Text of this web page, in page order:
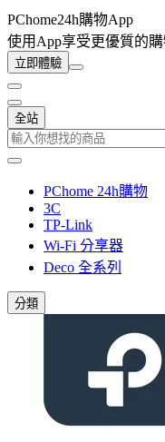
PChome24h購物App
使用App享受更優質的
立即體驗
全站
PChome 24h購物
3C
TP-Link
Wi-Fi 分享器
Deco 全系列
分類